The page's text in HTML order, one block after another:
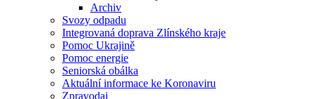
Archiv
Svozy odpadu
Integrovaná doprava Zlínského kraje
Pomoc Ukrajině
Pomoc energie
Seniorská obálka
Aktuální informace ke Koronaviru
Zpravodaj